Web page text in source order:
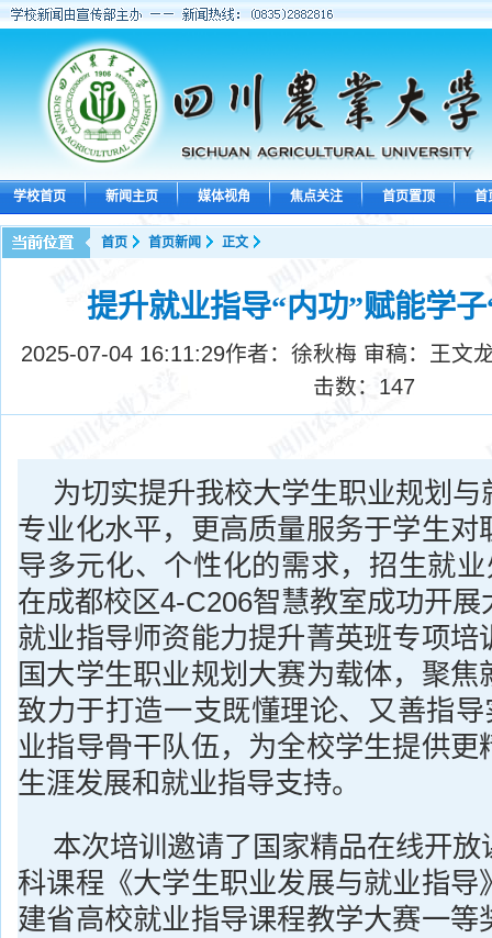
学校首页 新闻主页 媒体视角 焦点关注 首页置顶 首
首页 首页新闻 正文
提升就业指导“内功”赋能学
2025-07-04 16:11:29作者：徐秋梅 审稿：王文
击数： 147
为切实提升我校大学生职业规划
专业化水平，更高质量服务于学生对
导多元化、个性化的需求，招生就
在成都校区4-C206智慧教室成功开
就业指导师资能力提升菁英班专项培
国大学生职业规划大赛为载体，聚焦
致力于打造一支既懂理论、又善指导
业指导骨干队伍，为全校学生提供更
生涯发展和就业指导支持。
本次培训邀请了国家精品在线开
科课程《大学生职业发展与就业指导
建省高校就业指导课程教学大赛一等